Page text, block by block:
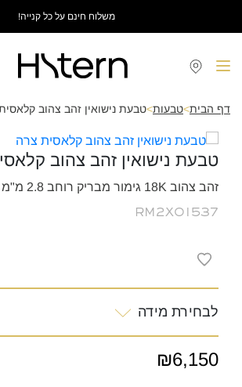
משלוח חינם על כל קנייה!
דף הבית>טבעות>טבעת נישואין זהב צהוב
טבעת נישואין זהב צהוב
זהב צהוב 18K גימור מבריק רוחב 2.8 מ"מ
RM2X01537
לבחירת מידה
₪6,150